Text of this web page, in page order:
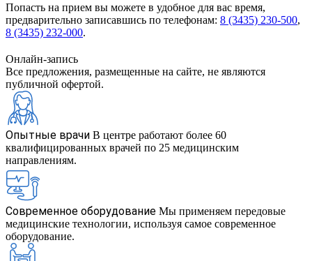
Попасть на прием вы можете в удобное для вас время,
предварительно записавшись по телефонам: 8 (3435) 230-500,
8 (3435) 232-000.
Онлайн-запись
Все предложения, размещенные на сайте, не являются
публичной офертой.
Опытные врачи В центре работают более 60
квалифицированных врачей по 25 медицинским
направлениям.
Современное оборудование Мы применяем передовые
медицинские технологии, используя самое современное
оборудование.